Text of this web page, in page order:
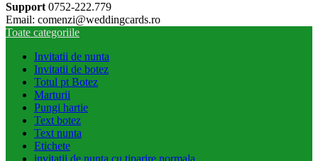
Support 0752-222.779
Email: comenzi@weddingcards.ro
Toate categoriile
Invitatii de nunta
Invitatii de botez
Totul pt Botez
Marturii
Pungi hartie
Text botez
Text nunta
Etichete
invitatii de nunta cu tiparire normala